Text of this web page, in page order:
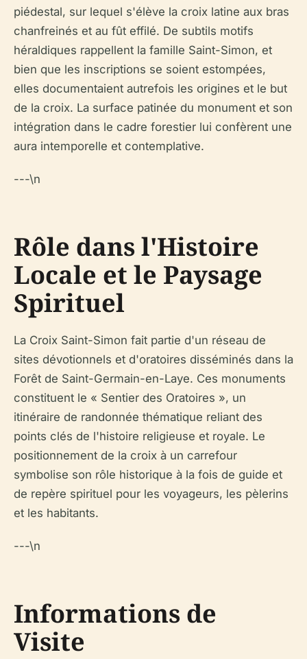
piédestal, sur lequel s'élève la croix latine aux bras
chanfreinés et au fût effilé. De subtils motifs
héraldiques rappellent la famille Saint-Simon, et
bien que les inscriptions se soient estompées,
elles documentaient autrefois les origines et le but
de la croix. La surface patinée du monument et son
intégration dans le cadre forestier lui confèrent une
aura intemporelle et contemplative.
---\n
Rôle dans l'Histoire
Locale et le Paysage
Spirituel
La Croix Saint-Simon fait partie d'un réseau de
sites dévotionnels et d'oratoires disséminés dans la
Forêt de Saint-Germain-en-Laye. Ces monuments
constituent le « Sentier des Oratoires », un
itinéraire de randonnée thématique reliant des
points clés de l'histoire religieuse et royale. Le
positionnement de la croix à un carrefour
symbolise son rôle historique à la fois de guide et
de repère spirituel pour les voyageurs, les pèlerins
et les habitants.
---\n
Informations de
Visite